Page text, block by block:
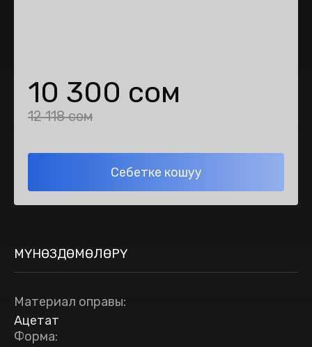
10 300 сом
12 118 сом
Себетке кошуу
МҮНӨЗДӨМӨЛӨРҮ
Материал оправы:
Ацетат
Форма: